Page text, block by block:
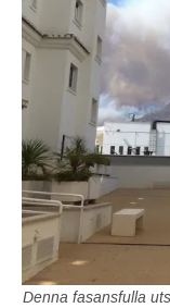
Denna fasansfulla